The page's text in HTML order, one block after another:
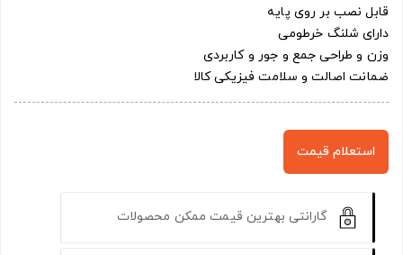
قابل نصب بر روی پایه
دارای شلنگ خرطومی
وزن و طراحی جمع و جور و کاربردی
ضمانت اصالت و سلامت فیزیکی کالا
استعلام قیمت
گارانتی بهترین قیمت ممکن محصولات